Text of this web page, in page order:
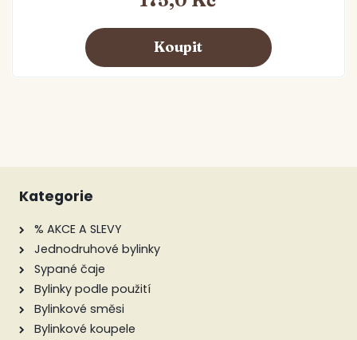
Kategorie
% AKCE A SLEVY
Jednodruhové bylinky
Sypané čaje
Bylinky podle použití
Bylinkové směsi
Bylinkové koupele